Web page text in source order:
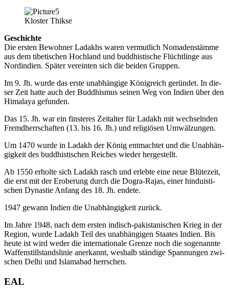
Klos­ter Thikse
Geschich­te
Die ers­ten Bewoh­ner Lad­akhs waren ver­mut­lich Noma­den­stäm­me
aus dem tibe­ti­schen Hoch­land und bud­dhis­ti­sche Flücht­lin­ge aus
Nord­in­di­en. Spä­ter ver­ein­ten sich die bei­den Gruppen.
Im 9. Jh. wur­de das ers­te unab­hän­gi­ge König­reich gerün­det. In die­
ser Zeit hat­te auch der Bud­dhis­mus sei­nen Weg von Indi­en über den
Hima­la­ya gefunden.
Das 15. Jh. war ein fins­te­res Zeit­al­ter für Lad­akh mit wech­seln­den
Fremd­herr­schaf­ten (13. bis 16. Jh.) und reli­giö­sen Umwälzungen.
Um 1470 wur­de in Lad­akh der König ent­mach­tet und die Unab­hän­
gig­keit des bud­dhis­ti­schen Rei­ches wie­der hergestellt.
Ab 1550 erhol­te sich Lad­akh rasch und erleb­te eine neue Blü­te­zeit,
die erst mit der Erobe­rung durch die Dogra-Rajas, einer hin­du­is­ti­
schen Dynas­tie Anfang des 18. Jh. endete.
1947 gewann Indi­en die Unab­hän­gig­keit zurück.
Im Jah­re 1948, nach dem ers­ten indisch-paki­sta­ni­schen Krieg in der
Regi­on, wur­de Lad­akh Teil des unab­hän­gi­gen Staa­tes Indi­en. Bis
heu­te ist wird weder die inter­na­tio­na­le Gren­ze noch die soge­nann­te
Waf­fen­still­stands­li­nie aner­kannt, wes­halb stän­di­ge Span­nun­gen zwi­
schen Delhi und Islam­abad herrschen.
EAL